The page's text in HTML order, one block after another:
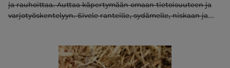
ja rauhoittaa. Auttaa käpertymään omaan tietoisuuteen ja
varjotyöskentelyyn. Sivele ranteille, sydämelle, niskaan ja
pohjainen, erittäin hyväntuoksuinen rituaali- ja tuoksuöljy.
Tuoksuöljy on valmistettu 100% luonnollisista kasveista ja